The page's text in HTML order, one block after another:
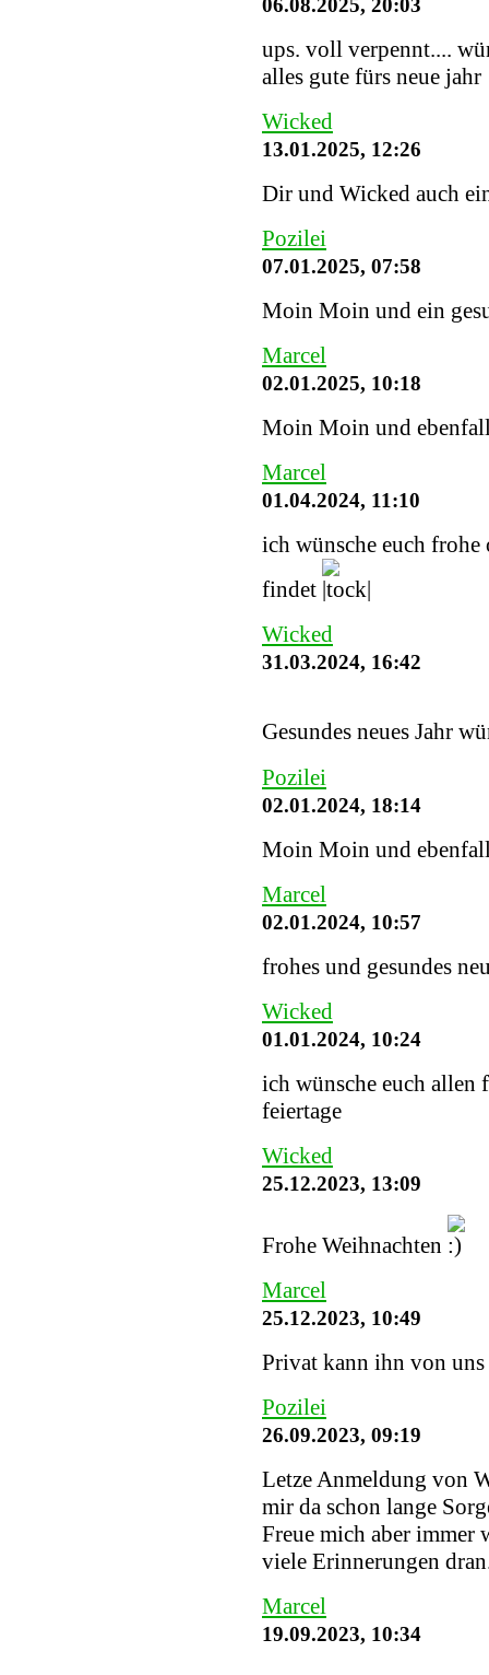
06.08.2025, 20:03
ups. voll verpennt....
alles gute fürs neue jahr
Wicked
13.01.2025, 12:26
Dir und Wicked auch
Pozilei
07.01.2025, 07:58
Moin Moin und ein
Marcel
02.01.2025, 10:18
Moin Moin und
Marcel
01.04.2024, 11:10
ich wünsche euch frohe
findet
Wicked
31.03.2024, 16:42
Gesundes neues Jahr
Pozilei
02.01.2024, 18:14
Moin Moin und
Marcel
02.01.2024, 10:57
frohes und gesundes
Wicked
01.01.2024, 10:24
ich wünsche euch allen
feiertage
Wicked
25.12.2023, 13:09
Frohe Weihnachten
Marcel
25.12.2023, 10:49
Privat kann ihn von uns
Pozilei
26.09.2023, 09:19
Letze Anmeldung von
mir da schon lange
Freue mich aber immer
viele Erinnerungen
Marcel
19.09.2023, 10:34